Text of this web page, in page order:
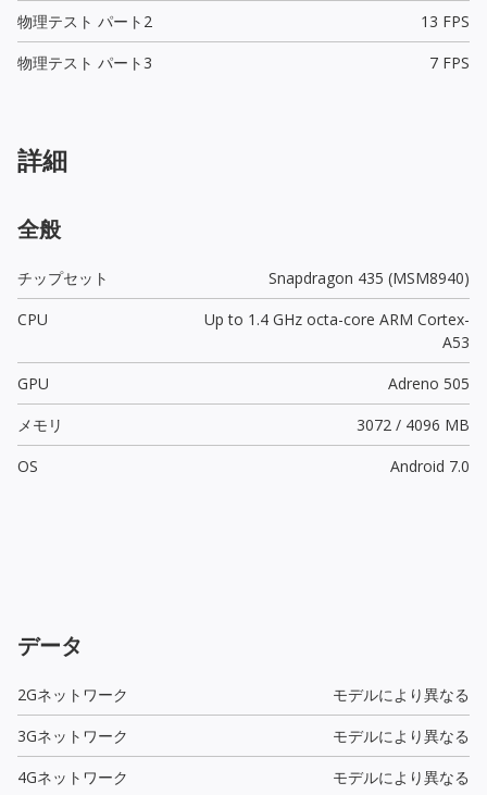
物理テスト パート2
13 FPS
物理テスト パート3
7 FPS
詳細
全般
チップセット
Snapdragon 435 (MSM8940)
CPU
Up to 1.4 GHz octa-core ARM Cortex-
A53
GPU
Adreno 505
メモリ
3072 / 4096 MB
OS
Android 7.0
データ
2Gネットワーク
モデルにより異なる
3Gネットワーク
モデルにより異なる
4Gネットワーク
モデルにより異なる